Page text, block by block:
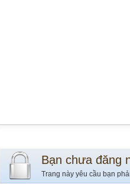
Bạn chưa đăng
Trang này yêu cầu bạn